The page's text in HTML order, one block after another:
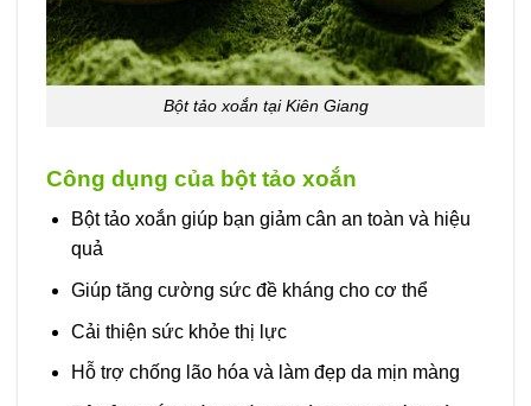
Bột tảo xoắn tại Kiên Giang
Công dụng của bột tảo xoắn
Bột tảo xoắn giúp bạn giảm cân an toàn và hiệu
quả
Giúp tăng cường sức đề kháng cho cơ thể
Cải thiện sức khỏe thị lực
Hỗ trợ chống lão hóa và làm đẹp da mịn màng